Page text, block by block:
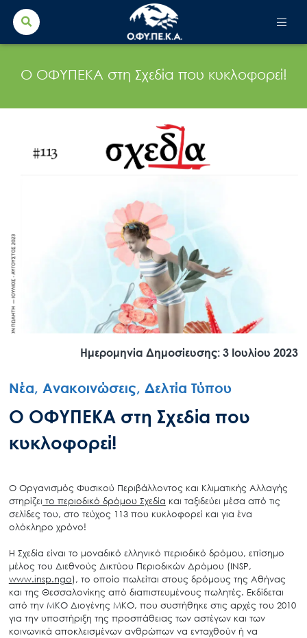
Search
for:
Ο ΟΦΥΠΕΚΑ στη Σχεδία που κυκλοφορεί!
Ημερομηνία Δημοσίευσης: 3 Ιουλίου 2023
Νέα, Ανακοινώσεις, Δελτία Τύπου
Ο ΟΦΥΠΕΚΑ στη Σχεδία που
κυκλοφορεί!
Ο Οργανισμός Φυσικού Περιβάλλοντος και Κλιματικής Αλλαγής
στηρίζει το περιοδικό δρόμου Σχεδία και ταξιδεύει μέσα από τις
σελίδες του, στο τεύχος 113 που κυκλοφορεί και για ένα
ολόκληρο χρόνο!
Η Σχεδία είναι το μοναδικό ελληνικό περιοδικό δρόμου, επίσημο
μέλος του Διεθνούς Δικτύου Περιοδικών Δρόμου (INSP,
www.insp.ngo), το οποίο πωλείται στους δρόμους της Αθήνας
και της Θεσσαλονίκης από διαπιστευμένους πωλητές. Εκδίδεται
από την ΜΚΟ Διογένης ΜΚΟ, που συστήθηκε στις αρχές του 2010
για την υποστήριξη της προσπάθειας των αστέγων και των
κοινωνικά αποκλεισμένων ανθρώπων να ενταχθούν ή να